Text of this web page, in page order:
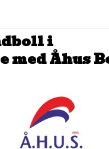
i
med Åhus